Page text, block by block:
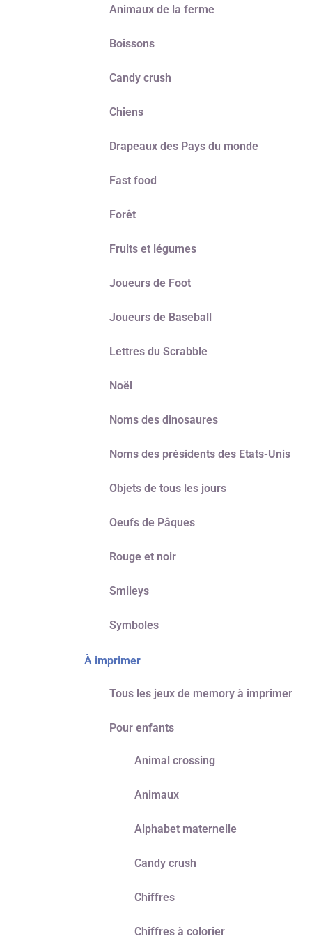
Animaux de la ferme
Boissons
Candy crush
Chiens
Drapeaux des Pays du monde
Fast food
Forêt
Fruits et légumes
Joueurs de Foot
Joueurs de Baseball
Lettres du Scrabble
Noël
Noms des dinosaures
Noms des présidents des Etats-Unis
Objets de tous les jours
Oeufs de Pâques
Rouge et noir
Smileys
Symboles
À imprimer
Tous les jeux de memory à imprimer
Pour enfants
Animal crossing
Animaux
Alphabet maternelle
Candy crush
Chiffres
Chiffres à colorier